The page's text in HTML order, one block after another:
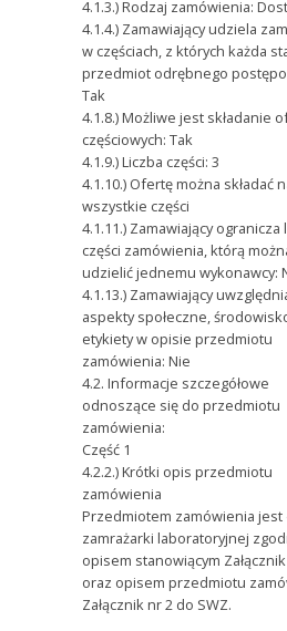
4.1.3.) Rodzaj zamówienia:
4.1.4.) Zamawiający udziela
w częściach, z których każda
przedmiot odrębnego
Tak
4.1.8.) Możliwe jest składanie
częściowych: Tak
4.1.9.) Liczba części: 3
4.1.10.) Ofertę można składać
wszystkie części
4.1.11.) Zamawiający ogranicza
części zamówienia, którą
udzielić jednemu wykonawcy:
4.1.13.) Zamawiający
aspekty społeczne,
etykiety w opisie przedmiotu
zamówienia: Nie
4.2. Informacje szczegółowe
odnoszące się do przedmiotu
zamówienia:
Część 1
4.2.2.) Krótki opis przedmiotu
zamówienia
Przedmiotem zamówienia jest
zamrażarki laboratoryjnej
opisem stanowiącym
oraz opisem przedmiotu
Załącznik nr 2 do SWZ.